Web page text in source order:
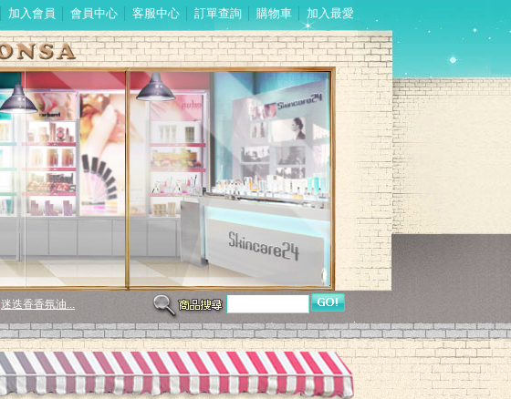
加入會員 會員中心 客服中心 訂單查詢 購物車 加入最愛
迷迭香香氛油...